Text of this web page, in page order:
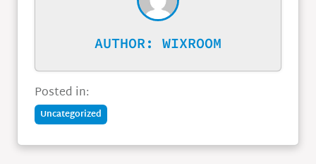
AUTHOR: WIXROOM
Posted in:
Uncategorized